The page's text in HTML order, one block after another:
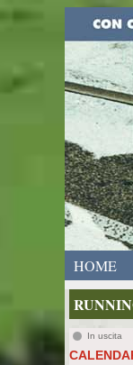
HOME
In uscita